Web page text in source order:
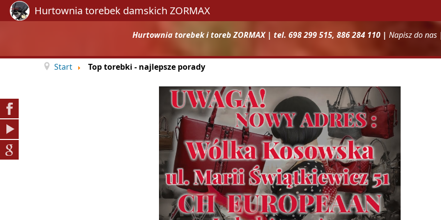
Hurtownia torebek i toreb ZORMAX | tel. 698 299 515, 886 284 110 | Napisz do nas
Start Top torebki - najlepsze porady
Hurtownia torebek damskich ZORMAX